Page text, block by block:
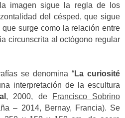
imagen sigue la regla de los
del césped, que sigue
que surge como la relación entre
circunscrita al octógono regular
se denomina “La curiosité
interpretación de la escultura
, 2000, de
Francisco Sobrino
– 2014, Bernay, Francia). Se